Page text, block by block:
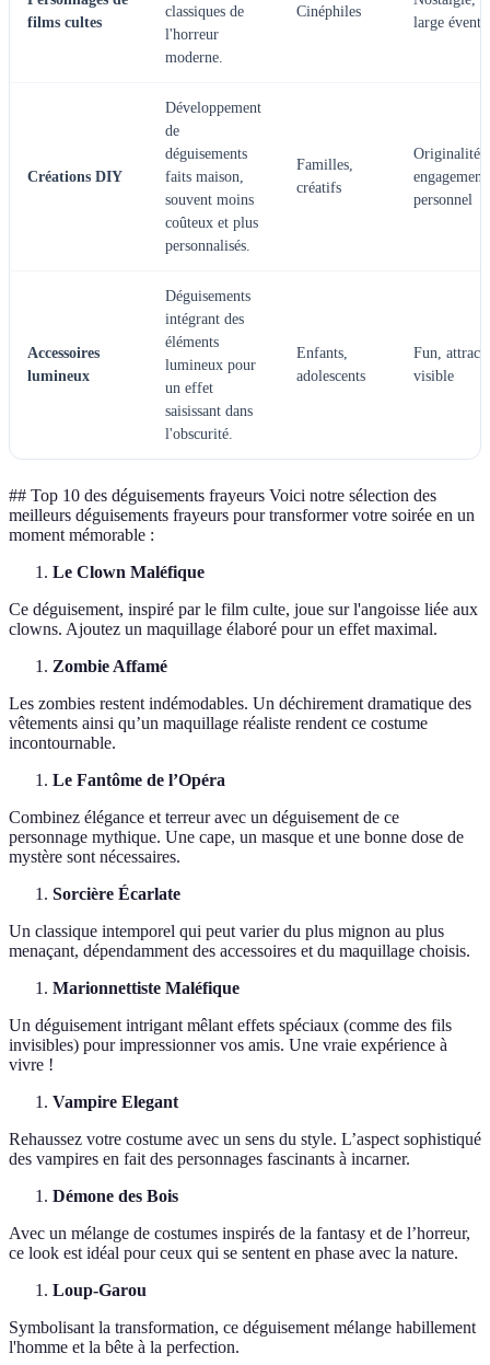
films cultes
classiques de
l'horreur
moderne.
Cinéphiles
large
Créations DIY
Développement
de
déguisements
faits maison,
souvent moins
coûteux et plus
personnalisés.
Familles,
créatifs
Originalité,
engagement
personnel
Accessoires
lumineux
Déguisements
intégrant des
éléments
lumineux pour
un effet
saisissant dans
l'obscurité.
Enfants,
adolescents
Fun,
visible
## Top 10 des déguisements frayeurs Voici notre sélection des
meilleurs déguisements frayeurs pour transformer votre soirée en un
moment mémorable :
Le Clown Maléfique
Ce déguisement, inspiré par le film culte, joue sur l'angoisse liée aux
clowns. Ajoutez un maquillage élaboré pour un effet maximal.
Zombie Affamé
Les zombies restent indémodables. Un déchirement dramatique des
vêtements ainsi qu’un maquillage réaliste rendent ce costume
incontournable.
Le Fantôme de l’Opéra
Combinez élégance et terreur avec un déguisement de ce
personnage mythique. Une cape, un masque et une bonne dose de
mystère sont nécessaires.
Sorcière Écarlate
Un classique intemporel qui peut varier du plus mignon au plus
menaçant, dépendamment des accessoires et du maquillage choisis.
Marionnettiste Maléfique
Un déguisement intrigant mêlant effets spéciaux (comme des fils
invisibles) pour impressionner vos amis. Une vraie expérience à
vivre !
Vampire Elegant
Rehaussez votre costume avec un sens du style. L’aspect sophistiqué
des vampires en fait des personnages fascinants à incarner.
Démone des Bois
Avec un mélange de costumes inspirés de la fantasy et de l’horreur,
ce look est idéal pour ceux qui se sentent en phase avec la nature.
Loup-Garou
Symbolisant la transformation, ce déguisement mélange habillement
l'homme et la bête à la perfection.